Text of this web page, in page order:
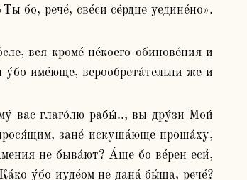
бо, рече́, све́си се́рдце уедине́но».
име́юще, верообрета́тельни же и
зане́ искуша́юще проша́ху,
не быва́ют? А́ще бо ве́рен еси́,
у́бо иуде́ом не дана́ бы́ша, рече́?